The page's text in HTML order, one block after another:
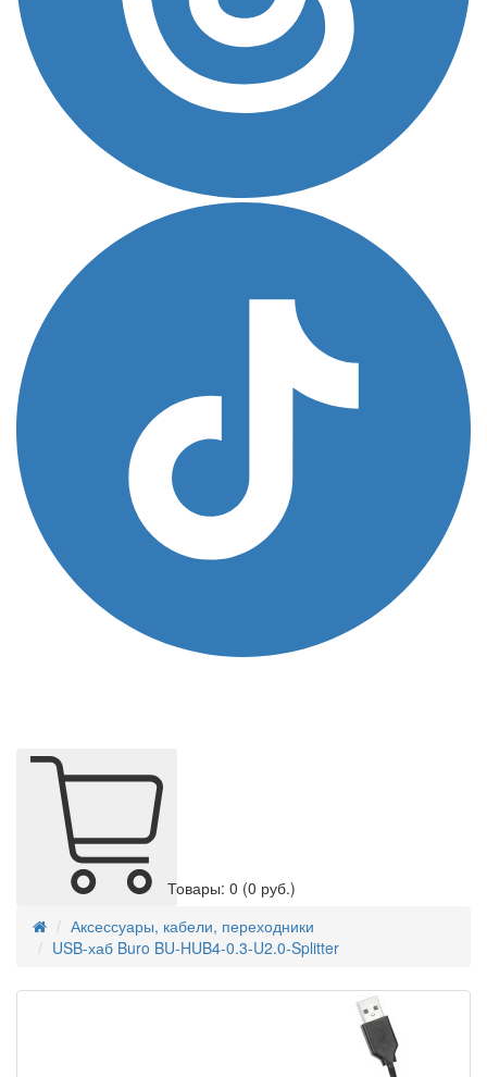
Товары: 0 (0 руб.)
Аксессуары, кабели, переходники
USB-хаб Buro BU-HUB4-0.3-U2.0-Splitter